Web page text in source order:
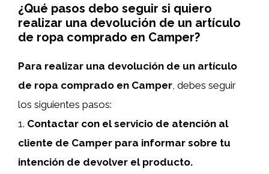
¿Qué pasos debo seguir si quiero
realizar una devolución de un artículo
de ropa comprado en Camper?
Para realizar una devolución de un artículo
de ropa comprado en Camper , debes seguir
los siguientes pasos:
1. Contactar con el servicio de atención al
cliente de Camper para informar sobre tu
intención de devolver el producto.